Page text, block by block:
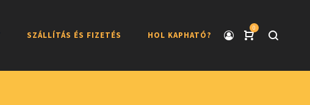
0
SZÁLLÍTÁS ÉS FIZETÉS HOL KAPHATÓ?